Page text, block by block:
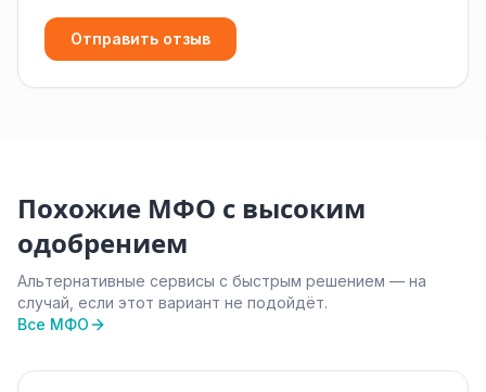
Отправить отзыв
Похожие МФО с высоким
одобрением
Альтернативные сервисы с быстрым решением — на
случай, если этот вариант не подойдёт.
Все МФО